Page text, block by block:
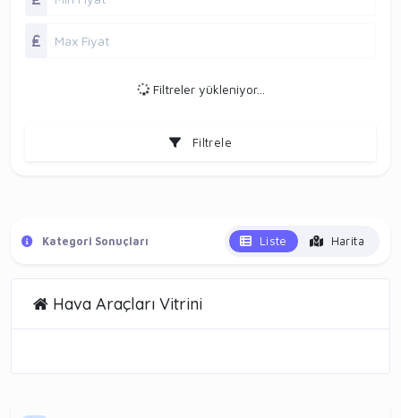
Filtreler yükleniyor...
Filtrele
Kategori Sonuçları Liste Harita
Hava Araçları Vitrini